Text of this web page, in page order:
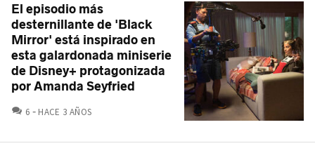
El episodio más
desternillante de 'Black
Mirror' está inspirado en
esta galardonada miniserie
de Disney+ protagonizada
por Amanda Seyfried
6 COMENTARIOS
HACE 3 AÑOS